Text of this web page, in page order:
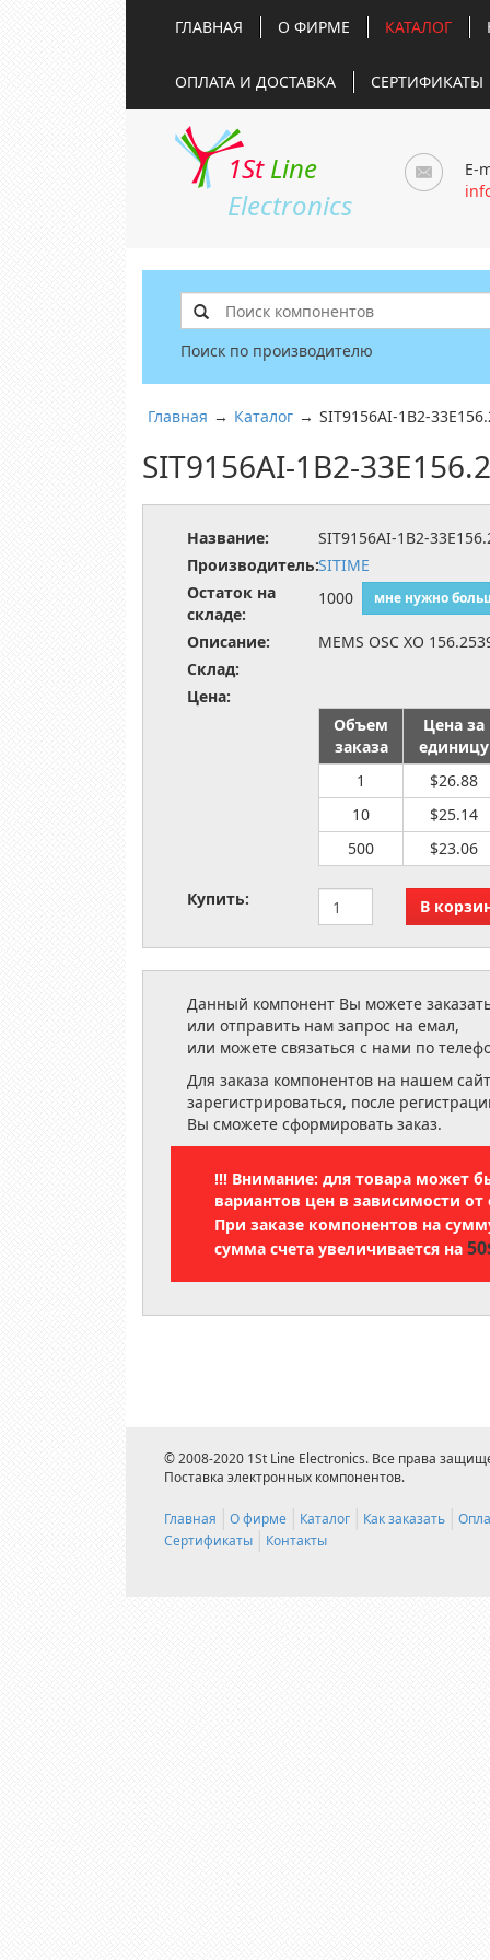
ГЛАВНАЯ О ФИРМЕ КАТАЛОГ
ОПЛАТА И ДОСТАВКА СЕРТИФИКАТЫ
1St Line
Electronics
E-
Поиск по производителю
Главная → Каталог → SIT9156AI-1B2-
SIT9156AI-1B2-
Название:
SIT9156AI-1B2-
Производитель:SITIME
Остаток на
складе:
1000 мне нужно
Описание:
MEMS OSC XO
Склад:
Цена:
Объем
заказа
Цена за
единицу
1
$26.88
10
$25.14
500
$23.06
Купить:
Данный компонент Вы можете
или отправить нам запрос на емал,
или можете связаться с нами по
Для заказа компонентов на нашем
зарегистрироваться, после
Вы сможете сформировать заказ.
!!! Внимание: для товара может
вариантов цен в зависимости от
При заказе компонентов на
сумма счета увеличивается на
© 2008-2020 1St Line Electronics. Все права
Поставка электронных компонентов.
Главная О фирме Каталог Как заказать
Сертификаты
Контакты